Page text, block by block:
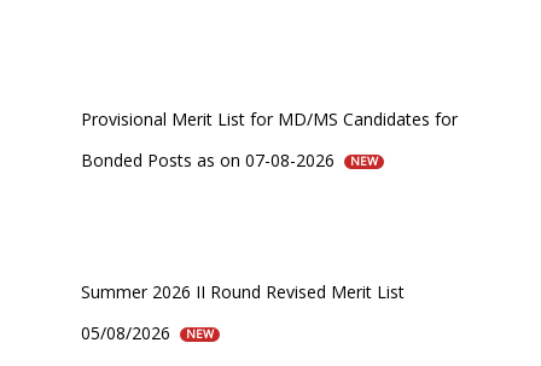
Provisional Merit List for MD/MS Candidates for
Bonded Posts as on 07-08-2026
NEW
Summer 2026 II Round Revised Merit List
05/08/2026
NEW